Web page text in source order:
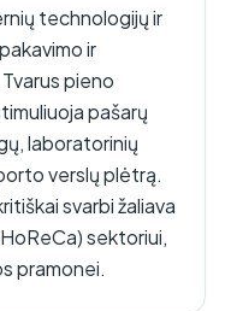
technologijų ir
ir
pieno
pašarų
laboratorinių
verslų plėtrą.
svarbi žaliava
sektoriui,
pramonei.